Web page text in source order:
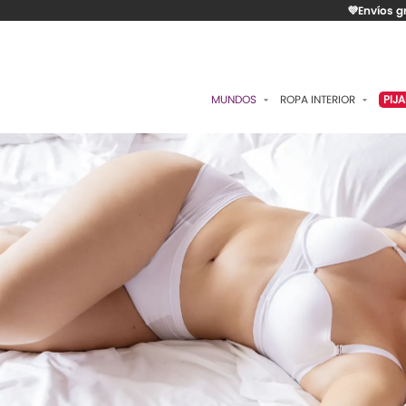
💜Envíos
MUNDOS
ESENCIAL
ROMÁNTICA
CONTROL
RITUALES
ROPA INTERIOR
BRASIERES
CAMISETAS
BODIES
ACCESORIOS
LO MÁS VENDIDO
MATERNIDAD